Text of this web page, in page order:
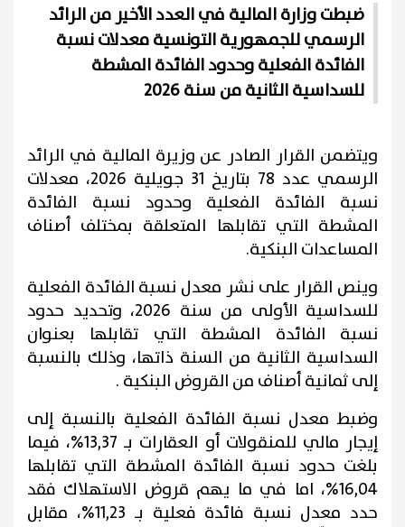
ضبطت وزارة المالية في العدد الأخير من الرائد
الرسمي للجمهورية التونسية معدلات نسبة
الفائدة الفعلية وحدود الفائدة المشطة
للسداسية الثانية من سنة 2026
ويتضمن القرار الصادر عن وزيرة المالية في الرائد
الرسمي عدد 78 بتاريخ 31 جويلية 2026، معدلات
نسبة الفائدة الفعلية وحدود نسبة الفائدة
المشطة التي تقابلها المتعلقة بمختلف أصناف
المساعدات البنكية.
وينص القرار على نشر معدل نسبة الفائدة الفعلية
للسداسية الأولى من سنة 2026، وتحديد حدود
نسبة الفائدة المشطة التي تقابلها بعنوان
السداسية الثانية من السنة ذاتها، وذلك بالنسبة
إلى ثمانية أصناف من القروض البنكية .
وضبط معدل نسبة الفائدة الفعلية بالنسبة إلى
إيجار مالي للمنقولات أو العقارات بـ 13,37%، فيما
بلغت حدود نسبة الفائدة المشطة التي تقابلها
16,04%، اما في ما يهم قروض الاستهلاك فقد
حدد معدل نسبة فائدة فعلية بـ 11,23%، مقابل